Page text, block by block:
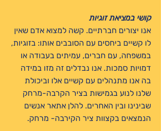
קושי במציאת זוגיות
אנו יצורים חברתיים. קשה למצוא אדם שאין
לו קשיים ביחסים עם הסובבים אותו: בזוגיות,
במשפחה, עם חברים, עמיתים בעבודה או
דמויות סמכות. אנו נבדלים זה מזו במידה
בה אנו מתנהלים עם קשיים אלו וביכולת
שלנו לנוע בגמישות בציר הקרבה-מרחק
שבינינו ובין האחרים. להלן אתאר אנשים
הנמצאים בקצוות ציר הקירבה- מרחק.